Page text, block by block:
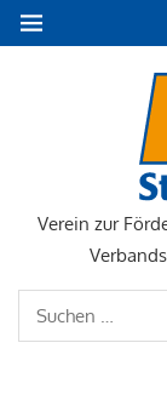
Zum
InhaltMENÜ
Verein zur
Suchen
nach: